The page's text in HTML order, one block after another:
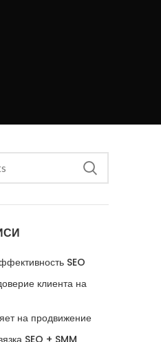
SEO
клиента на
на продвижение
SEO + SMM